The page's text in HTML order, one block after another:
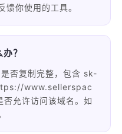
馈你使用的工具。
？
否复制完整，包含 sk-
www.sellerspac
允许访问该域名。如